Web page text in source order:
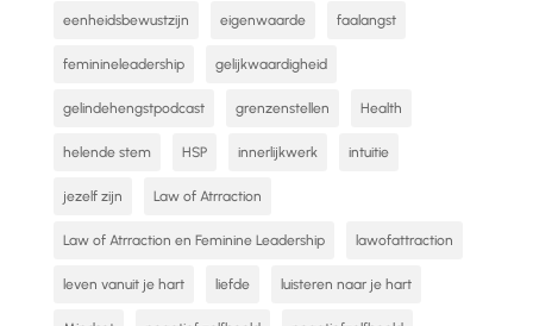
eenheidsbewustzijn eigenwaarde faalangst
feminineleadership gelijkwaardigheid
gelindehengstpodcast grenzenstellen Health
helende stem HSP innerlijkwerk intuitie
jezelf zijn Law of Atrraction
Law of Atrraction en Feminine Leadership lawofattraction
leven vanuit je hart liefde luisteren naar je hart